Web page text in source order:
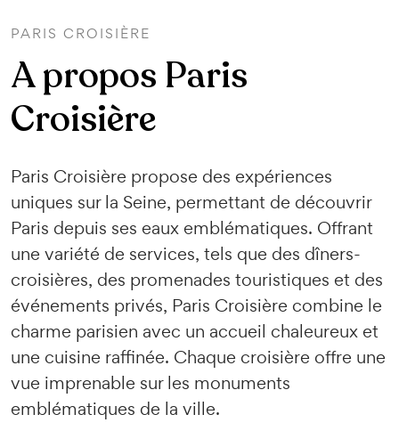
PARIS CROISIÈRE
A propos Paris
Croisière
Paris Croisière propose des expériences
uniques sur la Seine, permettant de découvrir
Paris depuis ses eaux emblématiques. Offrant
une variété de services, tels que des dîners-
croisières, des promenades touristiques et des
événements privés, Paris Croisière combine le
charme parisien avec un accueil chaleureux et
une cuisine raffinée. Chaque croisière offre une
vue imprenable sur les monuments
emblématiques de la ville.